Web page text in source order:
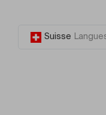
Suisse